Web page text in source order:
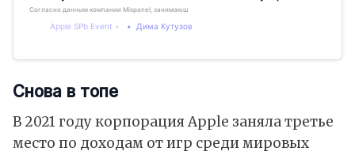
Согласно данным компании Mixpanel, занимающейся анализом мобильных устройств, iOS 15
Apple SPb Event Дима Кутузов
Снова в топе
В 2021 году корпорация Apple заняла третье
место по доходам от игр среди мировых